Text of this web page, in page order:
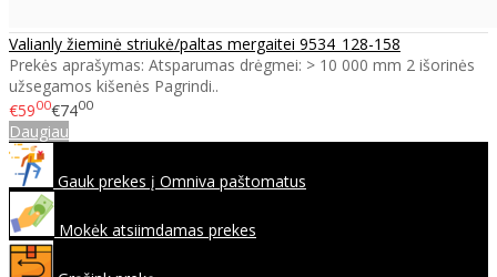
Valianly žieminė striukė/paltas mergaitei 9534_128-158
Prekės aprašymas: Atsparumas drėgmei: > 10 000 mm 2 išorinės
užsegamos kišenės Pagrindi..
€5900€7400
Daugiau
Gauk prekes į Omniva paštomatus
Mokėk atsiimdamas prekes